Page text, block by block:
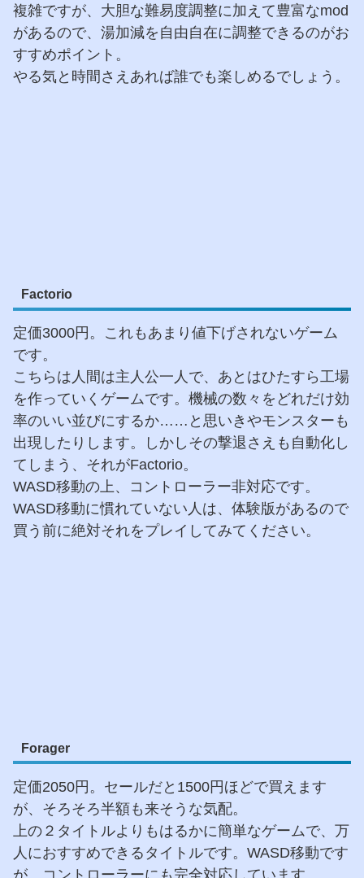
複雑ですが、大胆な難易度調整に加えて豊富なmod
があるので、湯加減を自由自在に調整できるのがお
すすめポイント。
やる気と時間さえあれば誰でも楽しめるでしょう。
Factorio
定価3000円。これもあまり値下げされないゲーム
です。
こちらは人間は主人公一人で、あとはひたすら工場
を作っていくゲームです。機械の数々をどれだけ効
率のいい並びにするか……と思いきやモンスターも
出現したりします。しかしその撃退さえも自動化し
てしまう、それがFactorio。
WASD移動の上、コントローラー非対応です。
WASD移動に慣れていない人は、体験版があるので
買う前に絶対それをプレイしてみてください。
Forager
定価2050円。セールだと1500円ほどで買えます
が、そろそろ半額も来そうな気配。
上の２タイトルよりもはるかに簡単なゲームで、万
人におすすめできるタイトルです。WASD移動です
が、コントローラーにも完全対応しています。